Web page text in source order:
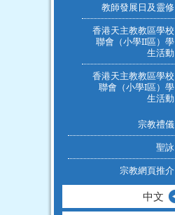
教師發展日及靈修
香港天主教教區學校
聯會（小學II區）學
生活動
香港天主教教區學校
聯會（小學I區）學
生活動
宗教禮儀
聖詠
宗教網頁推介
中文